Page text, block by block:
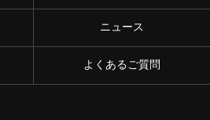
ニュース
よくあるご質問